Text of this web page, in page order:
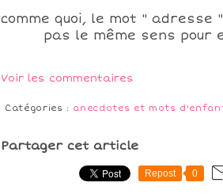
comme quoi, le mot "
pas le même sens pour
Voir les commentaires
Catégories : anecdotes et mots
Partager cet article
Repost 0